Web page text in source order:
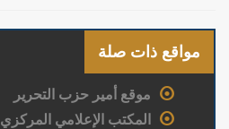
مواقع ذات صلة
موقع أمير حزب التحرير
المكتب الإعلامي المركزي